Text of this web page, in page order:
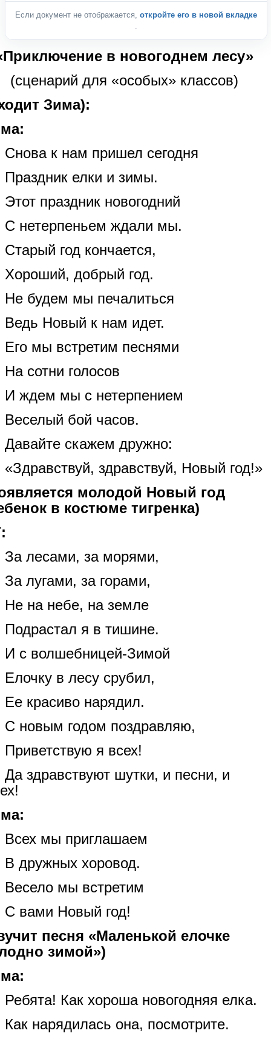
Если документ не отображается, откройте его в новой вкладке
в новогоднем лесу»
(сценарий для «особых» классов)
Зима):
Снова к нам пришел сегодня
Праздник елки и зимы.
Этот праздник новогодний
С нетерпеньем ждали мы.
Старый год кончается,
Хороший, добрый год.
Не будем мы печалиться
Ведь Новый к нам идет.
Его мы встретим песнями
На сотни голосов
И ждем мы с нетерпением
Веселый бой часов.
Давайте скажем дружно:
«Здравствуй, здравствуй, Новый год!»
молодой Новый год
в костюме тигренка)
За лесами, за морями,
За лугами, за горами,
Не на небе, на земле
Подрастал я в тишине.
И с волшебницей-Зимой
Елочку в лесу срубил,
Ее красиво нарядил.
С новым годом поздравляю,
Приветствую я всех!
Да здравствуют шутки, и песни, и
Всех мы приглашаем
В дружных хоровод.
Весело мы встретим
С вами Новый год!
песня «Маленькой елочке
зимой»)
Ребята! Как хороша новогодняя елка.
Как нарядилась она, посмотрите.